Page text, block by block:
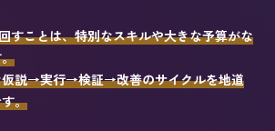
すことは、特別なスキルや大きな予算がな
仮説→実行→検証→改善のサイクルを地道
。